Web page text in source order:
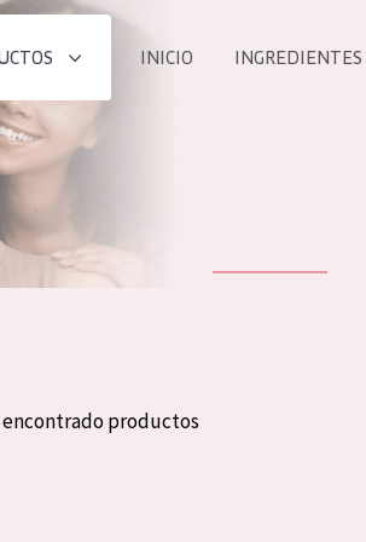
INICIO INGREDIENTES
encontrado productos